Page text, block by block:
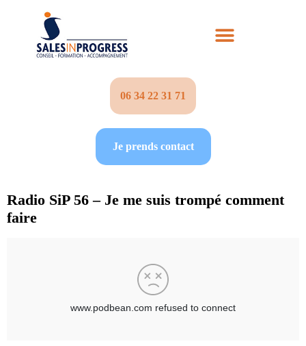
06 34 22 31 71‬
Je prends contact
Radio SiP 56 – Je me suis trompé comment
faire